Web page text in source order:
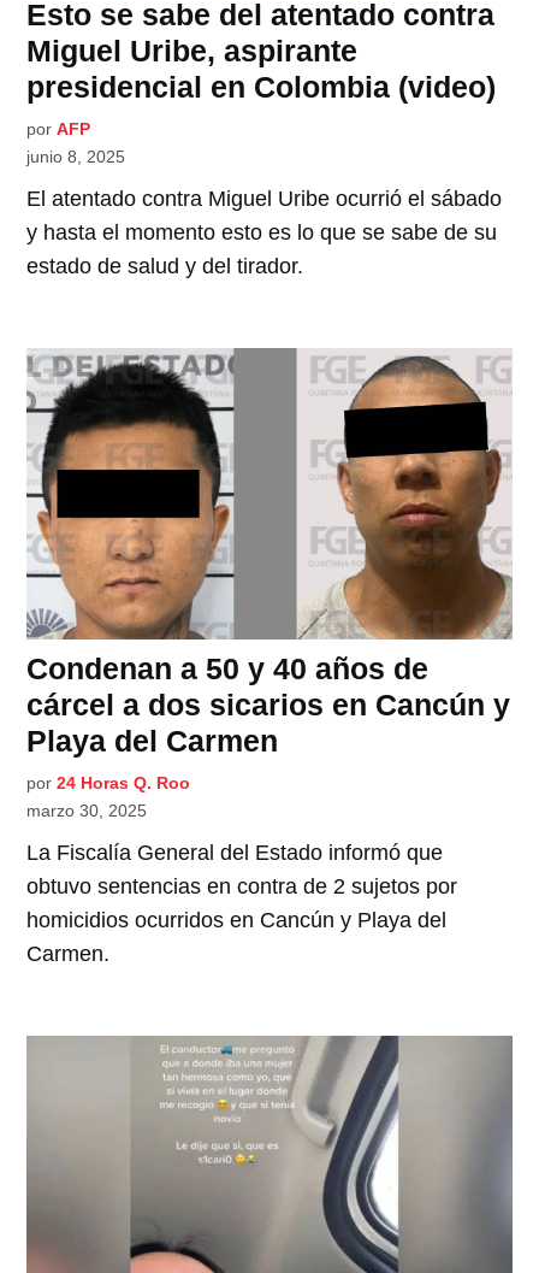
Esto se sabe del atentado contra
Miguel Uribe, aspirante
presidencial en Colombia (video)
por AFP
junio 8, 2025
El atentado contra Miguel Uribe ocurrió el sábado
y hasta el momento esto es lo que se sabe de su
estado de salud y del tirador.
Condenan a 50 y 40 años de
cárcel a dos sicarios en Cancún y
Playa del Carmen
por 24 Horas Q. Roo
marzo 30, 2025
La Fiscalía General del Estado informó que
obtuvo sentencias en contra de 2 sujetos por
homicidios ocurridos en Cancún y Playa del
Carmen.